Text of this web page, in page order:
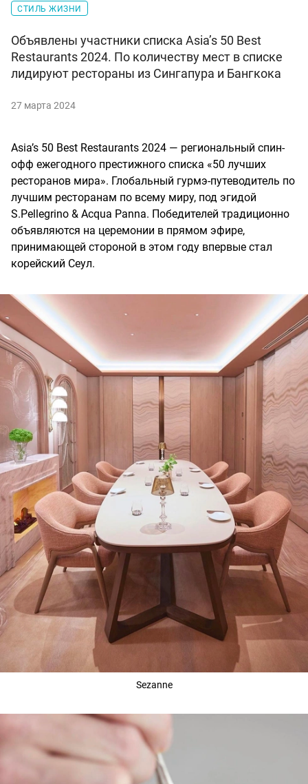
СТИЛЬ ЖИЗНИ
Объявлены участники списка Asia’s 50 Best
Restaurants 2024. По количеству мест в списке
лидируют рестораны из Сингапура и Бангкока
27 марта 2024
Asia’s 50 Best Restaurants 2024 — региональный спин-
офф ежегодного престижного списка «50 лучших
ресторанов мира». Глобальный гурмэ-путеводитель по
лучшим ресторанам по всему миру, под эгидой
S.Pellegrino & Acqua Panna. Победителей традиционно
объявляются на церемонии в прямом эфире,
принимающей стороной в этом году впервые стал
корейский Сеул.
Sezanne